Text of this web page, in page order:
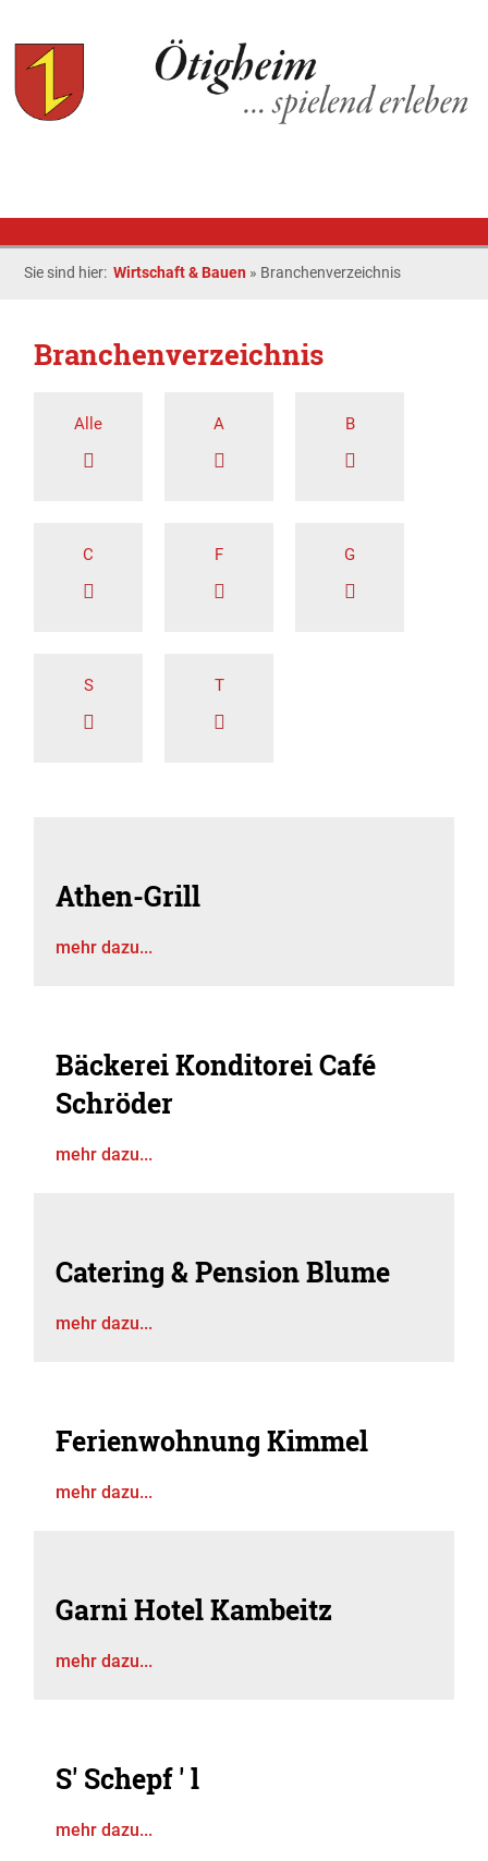
Sie sind hier:Wirtschaft & Bauen » Branchenverzeichnis
Branchenverzeichnis
Alle A B
C F G
S T
Athen-Grill
mehr dazu...
Bäckerei Konditorei Café
Schröder
mehr dazu...
Catering & Pension Blume
mehr dazu...
Ferienwohnung Kimmel
mehr dazu...
Garni Hotel Kambeitz
mehr dazu...
S' Schepf ' l
mehr dazu...